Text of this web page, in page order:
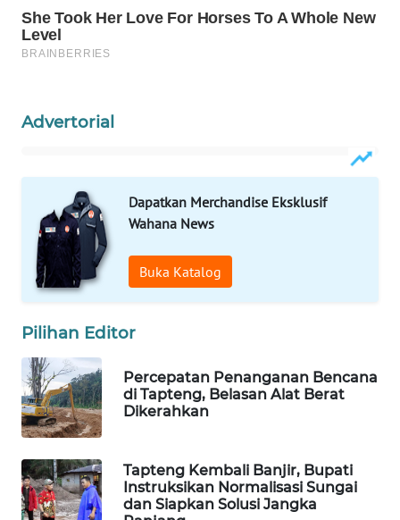
Advertorial
Dapatkan Merchandise Eksklusif
Wahana News
Buka Katalog
Pilihan Editor
Percepatan Penanganan Bencana
di Tapteng, Belasan Alat Berat
Dikerahkan
Tapteng Kembali Banjir, Bupati
Instruksikan Normalisasi Sungai
dan Siapkan Solusi Jangka
MASYARAKAT
KELISTRIKAN
ID
MARTABAT
NET
PLN
WATCH
MKLI
LPKKI
LKKI
KOPEKLIN